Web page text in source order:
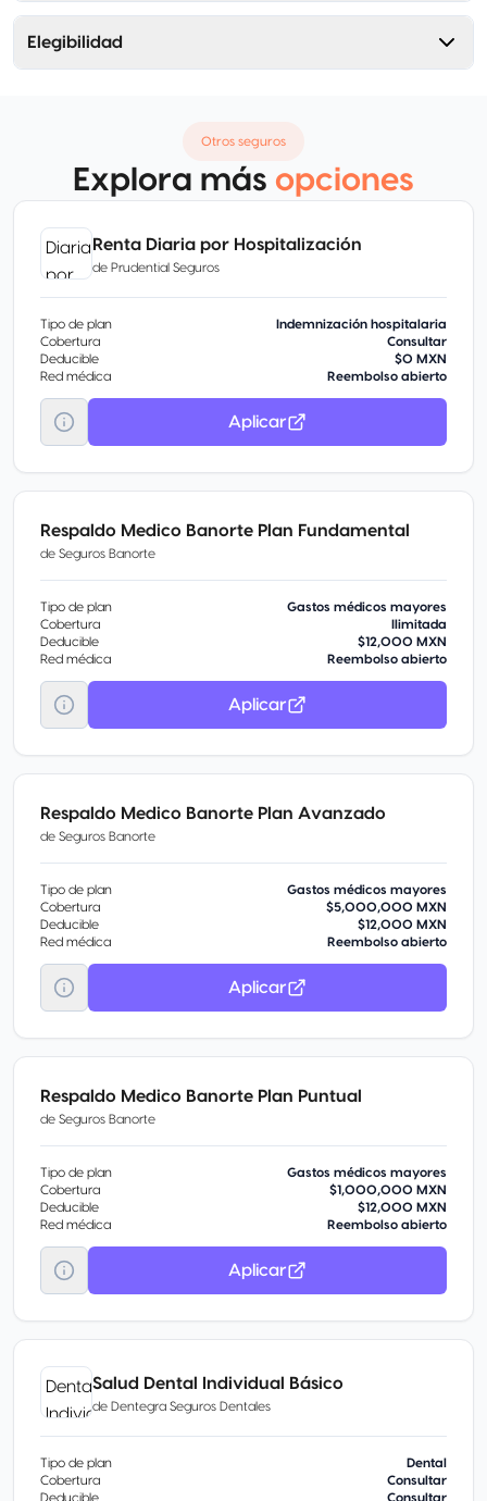
Elegibilidad
Otros seguros
Explora más opciones
Renta Diaria por Hospitalización
de Prudential Seguros
Tipo de plan
Indemnización hospitalaria
Cobertura
Consultar
Deducible
$0 MXN
Red médica
Reembolso abierto
Aplicar
Respaldo Medico Banorte Plan Fundamental
de Seguros Banorte
Tipo de plan
Gastos médicos mayores
Cobertura
Ilimitada
Deducible
$12,000 MXN
Red médica
Reembolso abierto
Aplicar
Respaldo Medico Banorte Plan Avanzado
de Seguros Banorte
Tipo de plan
Gastos médicos mayores
Cobertura
$5,000,000 MXN
Deducible
$12,000 MXN
Red médica
Reembolso abierto
Aplicar
Respaldo Medico Banorte Plan Puntual
de Seguros Banorte
Tipo de plan
Gastos médicos mayores
Cobertura
$1,000,000 MXN
Deducible
$12,000 MXN
Red médica
Reembolso abierto
Aplicar
Salud Dental Individual Básico
de Dentegra Seguros Dentales
Tipo de plan
Dental
Cobertura
Consultar
Deducible
Consultar